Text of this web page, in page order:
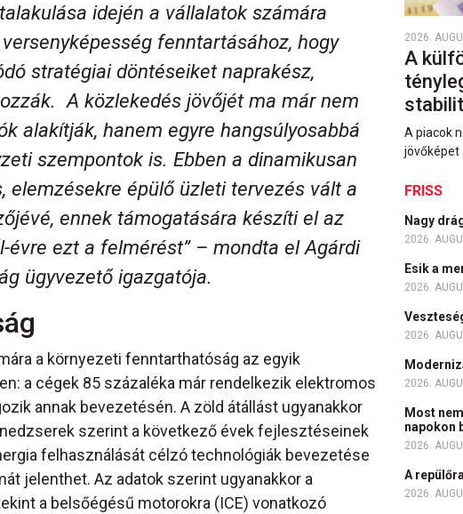
idején a vállalatok számára
fenntartásához, hogy
stratégiai döntéseiket naprakész,
A közlekedés jövőjét ma már nem
alakítják, hanem egyre hangsúlyosabbá
szempontok is. Ebben a dinamikusan
elemzésekre épülő üzleti tervezés vált a
ennek támogatására készíti el az
évre ezt a felmérést” – mondta el Agárdi
ügyvezető igazgatója.
a környezeti fenntarthatóság az egyik
a cégek 85 százaléka már rendelkezik elektromos
annak bevezetésén. A zöld átállást ugyanakkor
szerint a következő évek fejlesztéseinek
felhasználását célzó technológiák bevezetése
jelenthet. Az adatok szerint ugyanakkor a
a belsőégésű motorokra (ICE) vonatkozó
2026.
A
A piacok
jövőképet
FRISS
Nagy
2026.
Esik a
2026.
2026.
2026.
Most
napokon
2026.
A
2026.